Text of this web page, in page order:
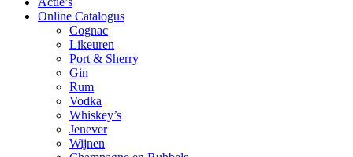
Online Catalogus
Cognac
Likeuren
Port & Sherry
Gin
Rum
Vodka
Whiskey’s
Jenever
Wijnen